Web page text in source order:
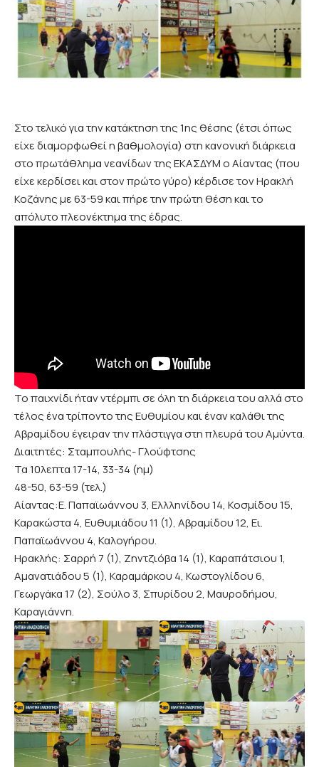
Στο τελικό για την κατάκτηση της 1ης θέσης (έτσι όπως
είχε διαμορφωθεί η βαθμολογία) στη κανονική διάρκεια
στο πρωτάθλημα νεανίδων της ΕΚΑΣΔΥΜ ο Αίαντας (που
είχε κερδίσει και στον πρώτο γύρο) κέρδισε τον Ηρακλή
Κοζάνης με 63-59 και πήρε την πρώτη θέση και το
απόλυτο πλεονέκτημα της έδρας.
Το παιχνίδι ήταν ντέρμπι σε όλη τη διάρκεια του αλλά στο
τέλος ένα τρίποντο της Ευθυμίου και έναν καλάθι της
Αβραμίδου έγειραν την πλάστιγγα στη πλευρά του Αμύντα.
Διαιτητές: Σταμπουλής- Γλούφτσης
Τα 10λεπτα 17-14, 33-34 (ημ)
48-50, 63-59 (τελ.)
Αίαντας:Ε. Παπαϊωάννου 3, Ελλληνίδου 14, Κοσμίδου 15,
Καρακώστα 4, Ευθυμιάδου 11 (1), Αβραμίδου 12, Ει.
Παπαϊωάννου 4, Καλογήρου.
Ηρακλής: Σαρρή 7 (1), Ζηντζιόβα 14 (1), Καραπάτσιου 1,
Αμανατιάδου 5 (1), Καραμάρκου 4, Κωστογλίδου 6,
Γεωργάκα 17 (2), Σούλο 3, Σπυρίδου 2, Μαυροδήμου,
Καραγιάννη.